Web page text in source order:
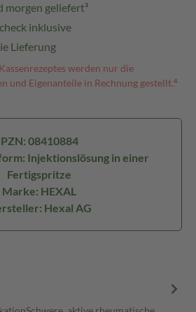
morgen geliefert³
inklusive
Lieferung
werden nur die
und Eigenanteile in Rechnung gestellt.⁴
PZN: 08410884
Injektionslösung in einer
Fertigspritze
Marke: HEXAL
Hexal AG